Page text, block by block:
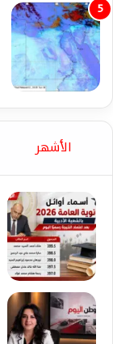
الأشهر